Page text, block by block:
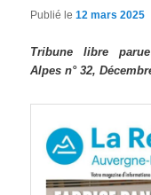
Publié le12 mars 2025
Tribune libre
Alpes n° 32,